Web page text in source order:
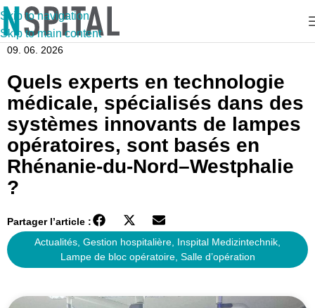
Skip to navigation
Skip to main content
09. 06. 2026
Quels experts en technologie
médicale, spécialisés dans des
systèmes innovants de lampes
opératoires, sont basés en
Rhénanie-du-Nord–Westphalie
?
Partager l’article :
Actualités, Gestion hospitalière, Inspital Medizintechnik,
Lampe de bloc opératoire, Salle d’opération